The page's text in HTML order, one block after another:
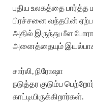
புதிய உலகத்தை பார்த்த
பிரச்சனை வந்தபின்
அதில் இருந்து மீள
அனைத்தையும் இயல்பாக
சார்லி, நிரோஷா
நடுத்தர குடும்ப
காட்டியிருக்கிறார்கள்.